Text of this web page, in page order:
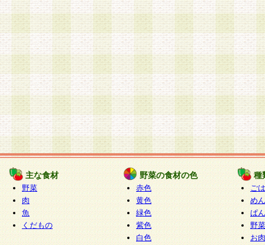
主な食材
野菜
肉
魚
くだもの
野菜の食材の色
赤色
黄色
緑色
紫色
白色
種
ご
めん
ぱん
野
お